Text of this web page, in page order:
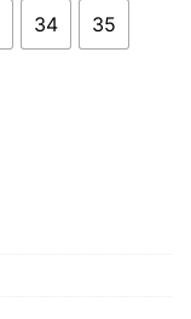
34 35